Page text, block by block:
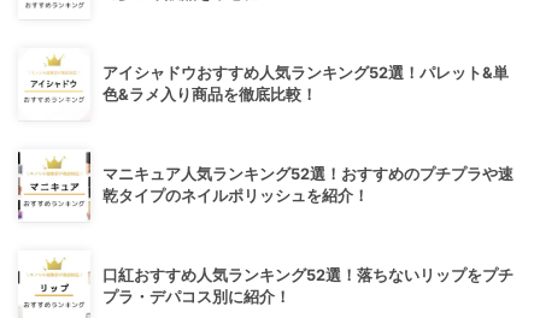
アイシャドウおすすめ人気ランキング52選！パレット&単
色&ラメ入り商品を徹底比較！
マニキュア人気ランキング52選！おすすめのプチプラや速
乾タイプのネイルポリッシュを紹介！
口紅おすすめ人気ランキング52選！落ちないリップをプチ
プラ・デパコス別に紹介！